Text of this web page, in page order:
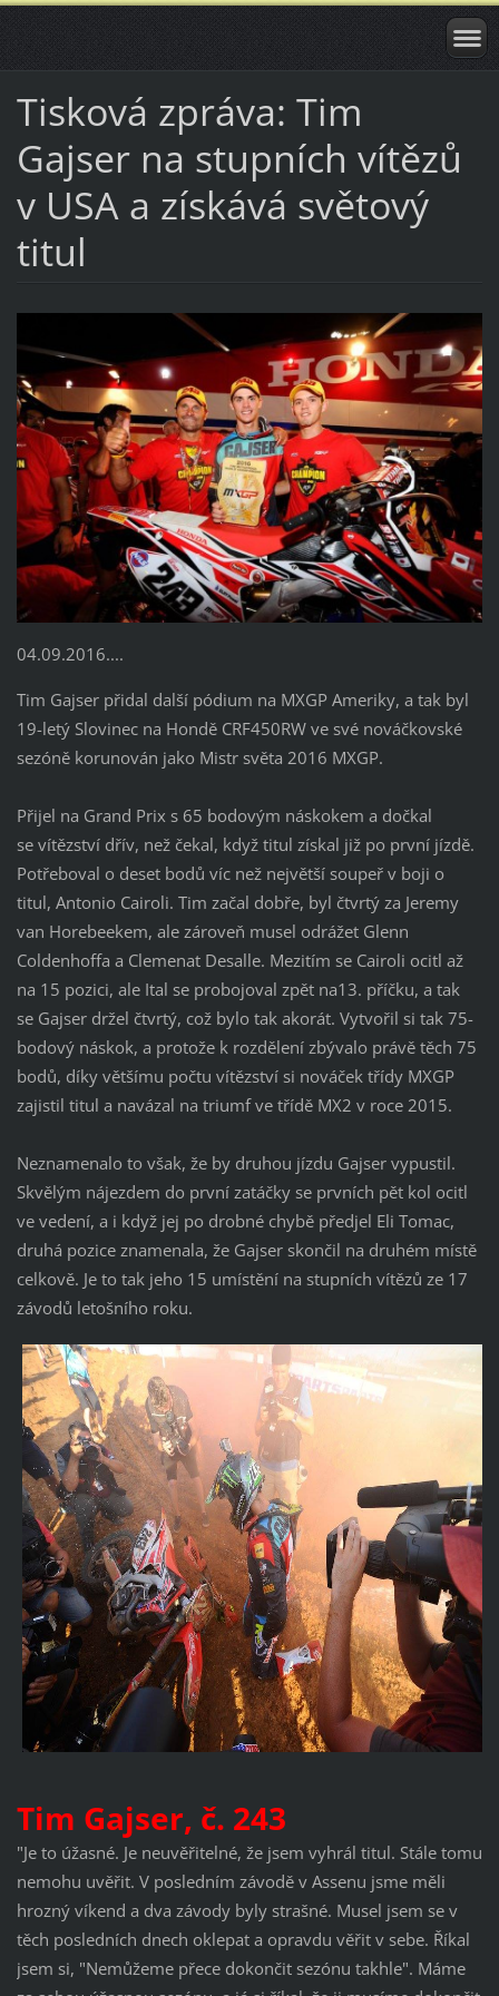
Tisková zpráva: Tim
Gajser na stupních vítězů
v USA a získává světový
titul
04.09.2016....
Tim Gajser přidal další pódium na MXGP Ameriky, a tak byl
19-letý Slovinec na Hondě CRF450RW ve své nováčkovské
sezóně korunován jako Mistr světa 2016 MXGP.
Přijel na Grand Prix s 65 bodovým náskokem a dočkal
se vítězství dřív, než čekal, když titul získal již po první jízdě.
Potřeboval o deset bodů víc než největší soupeř v boji o
titul, Antonio Cairoli. Tim začal dobře, byl čtvrtý za Jeremy
van Horebeekem, ale zároveň musel odrážet Glenn
Coldenhoffa a Clemenat Desalle. Mezitím se Cairoli ocitl až
na 15 pozici, ale Ital se probojoval zpět na13. příčku, a tak
se Gajser držel čtvrtý, což bylo tak akorát. Vytvořil si tak 75-
bodový náskok, a protože k rozdělení zbývalo právě těch 75
bodů, díky většímu počtu vítězství si nováček třídy MXGP
zajistil titul a navázal na triumf ve třídě MX2 v roce 2015.
Neznamenalo to však, že by druhou jízdu Gajser vypustil.
Skvělým nájezdem do první zatáčky se prvních pět kol ocitl
ve vedení, a i když jej po drobné chybě předjel Eli Tomac,
druhá pozice znamenala, že Gajser skončil na druhém místě
celkově. Je to tak jeho 15 umístění na stupních vítězů ze 17
závodů letošního roku.
Tim Gajser, č. 243
"Je to úžasné. Je neuvěřitelné, že jsem vyhrál titul. Stále tomu
nemohu uvěřit. V posledním závodě v Assenu jsme měli
hrozný víkend a dva závody byly strašné. Musel jsem se v
těch posledních dnech oklepat a opravdu věřit v sebe. Říkal
jsem si, "Nemůžeme přece dokončit sezónu takhle". Máme